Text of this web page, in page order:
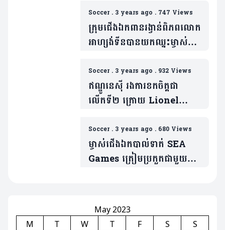
(មានវីដេអូ)
Soccer. 3 years ago . 747 Views
ក្រុមជើងឯកពានរង្វាន់ពិភពលោក
អាហ្សង់ទីនបានយកឈ្នះម្ចាស់
លទ្ធផល ២-០
Soccer. 3 years ago . 932 Views
ឥណ្ឌូនេស៊ី រងការខកចិត្តជា
លើកទី២ ក្រោយ Lionel
ចុងខែនេះឡើយ
Soccer. 3 years ago . 680 Views
ម្ចាស់​ជើង​ឯក​បាល់ទាត់​ SEA
Games ត្រៀម​​​ប្រកួត​ជា​មួយ​
May 2023
M
T W T F S
S